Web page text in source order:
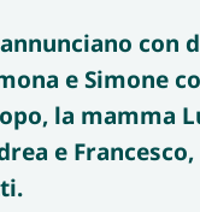
con
e Simone
la mamma
e